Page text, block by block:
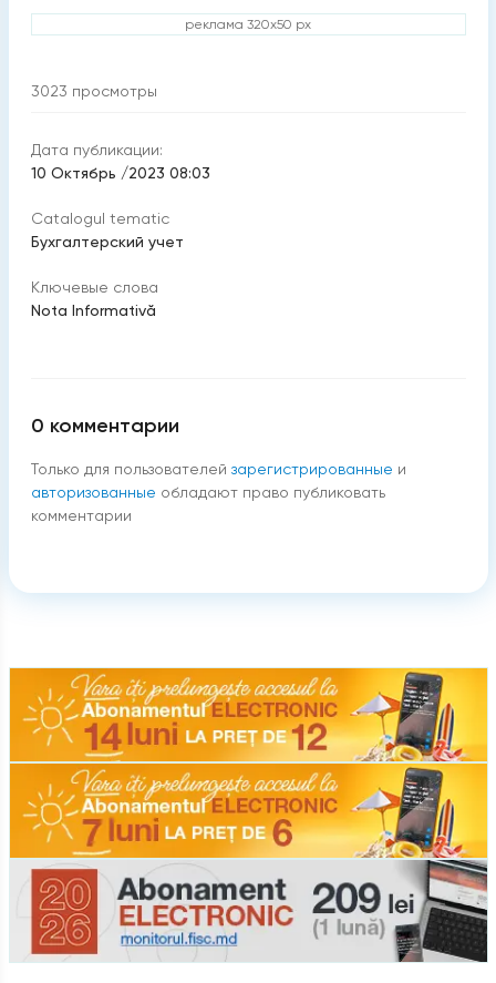
реклама 320x50 px
3023 просмотры
Дата публикации:
10 Октябрь /2023 08:03
Catalogul tematic
Бухгалтерский учет
Ключевые слова
Nota Informativă
0 комментарии
Только для пользователей зарегистрированные и
авторизованные обладают право публиковать
комментарии